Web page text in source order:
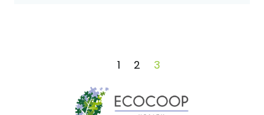
1 2 3